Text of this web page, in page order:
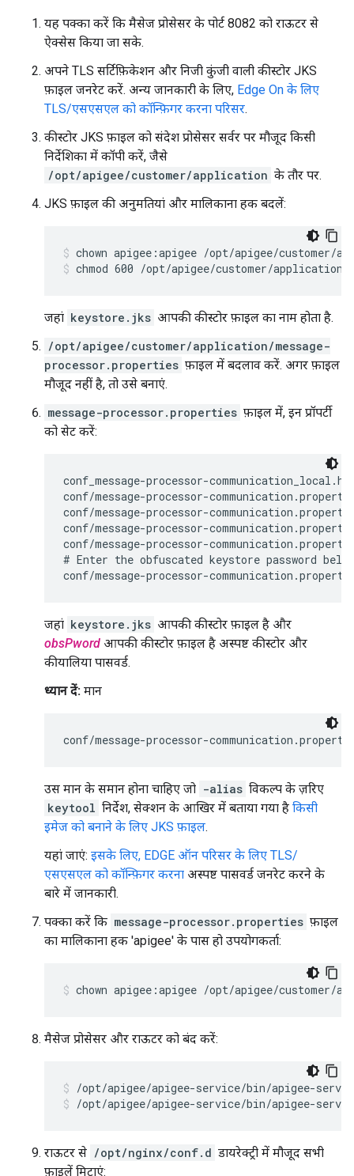
यह पक्का करें कि मैसेज प्रोसेसर के पोर्ट 8082 को राऊटर से
ऐक्सेस किया जा सके.
अपने TLS सर्टिफ़िकेशन और निजी कुंजी वाली कीस्टोर JKS
फ़ाइल जनरेट करें. अन्य जानकारी के लिए, Edge On के लिए
TLS/एसएसएल को कॉन्फ़िगर करना परिसर.
कीस्टोर JKS फ़ाइल को संदेश प्रोसेसर सर्वर पर मौजूद किसी
निर्देशिका में कॉपी करें, जैसे
/opt/apigee/customer/application के तौर पर.
JKS फ़ाइल की अनुमतियां और मालिकाना हक बदलें:
chmod 600 /opt/apigee/customer/
जहां keystore.jks आपकी कीस्टोर फ़ाइल का नाम होता है.
/opt/apigee/customer/application/message-
processor.properties फ़ाइल में बदलाव करें. अगर फ़ाइल
मौजूद नहीं है, तो उसे बनाएं.
message-processor.properties फ़ाइल में, इन प्रॉपर्टी
को सेट करें:
conf_message-processor-
conf/message-processor-
conf/message-processor-
conf/message-processor-
conf/message-processor-
# Enter the obfuscated keystore password
conf/message-processor-
जहां keystore.jks आपकी कीस्टोर फ़ाइल है और
obsPword आपकी कीस्टोर फ़ाइल है अस्पष्ट कीस्टोर और
कीयालिया पासवर्ड.
ध्यान दें: मान
conf/message-processor-
उस मान के समान होना चाहिए जो -alias विकल्प के ज़रिए
keytool निर्देश, सेक्शन के आखिर में बताया गया है किसी
इमेज को बनाने के लिए JKS फ़ाइल.
यहां जाएं: इसके लिए, EDGE ऑन परिसर के लिए TLS/
एसएसएल को कॉन्फ़िगर करना अस्पष्ट पासवर्ड जनरेट करने के
बारे में जानकारी.
पक्का करें कि message-processor.properties फ़ाइल
का मालिकाना हक 'apigee' के पास हो उपयोगकर्ता:
chown apigee:apigee /opt/apigee/customer/
मैसेज प्रोसेसर और राऊटर को बंद करें:
/opt/apigee/apigee-service/bin/apigee-
राऊटर से /opt/nginx/conf.d डायरेक्ट्री में मौजूद सभी
फ़ाइलें मिटाएं: